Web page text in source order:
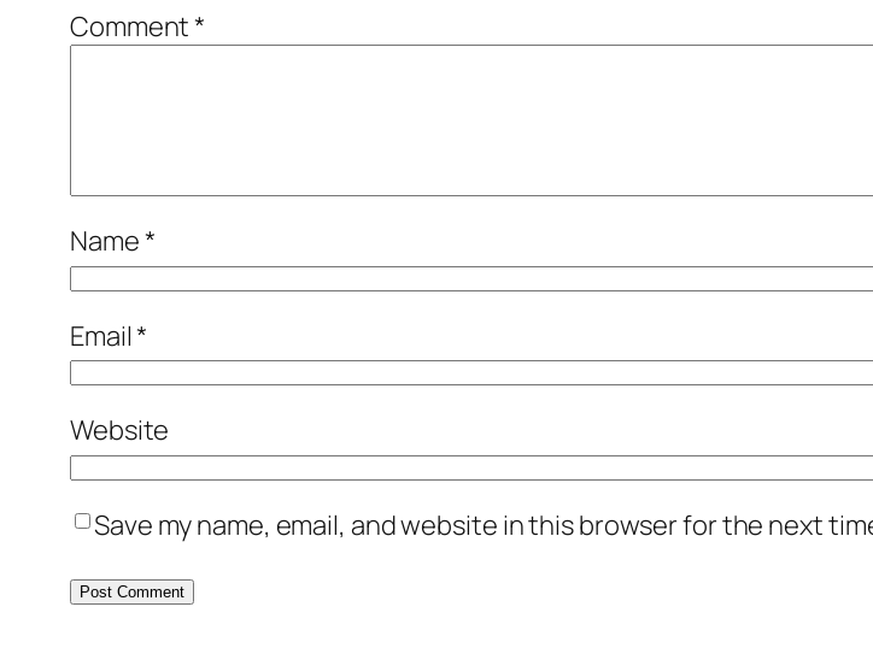
Comment*
Name*
Email*
Website
Save my name, email, and website in this browser for the next